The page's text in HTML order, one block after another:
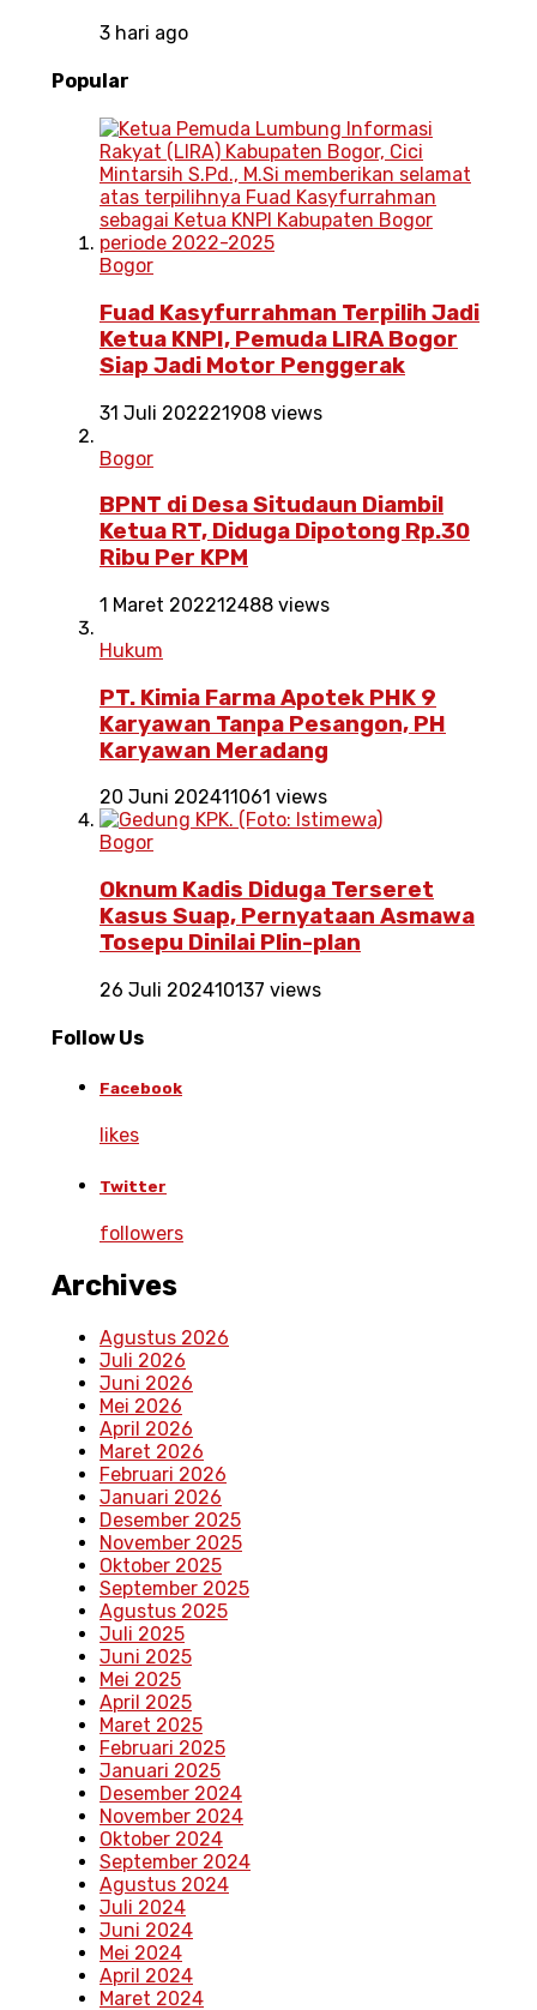
3 hari ago
Popular
Bogor
Fuad Kasyfurrahman Terpilih Jadi
Ketua KNPI, Pemuda LIRA Bogor
Siap Jadi Motor Penggerak
31 Juli 202221908 views
Bogor
BPNT di Desa Situdaun Diambil
Ketua RT, Diduga Dipotong Rp.30
Ribu Per KPM
1 Maret 202212488 views
Hukum
PT. Kimia Farma Apotek PHK 9
Karyawan Tanpa Pesangon, PH
Karyawan Meradang
20 Juni 202411061 views
Bogor
Oknum Kadis Diduga Terseret
Kasus Suap, Pernyataan Asmawa
Tosepu Dinilai Plin-plan
26 Juli 202410137 views
Follow Us
Facebook
likes
Twitter
followers
Archives
Agustus 2026
Juli 2026
Juni 2026
Mei 2026
April 2026
Maret 2026
Februari 2026
Januari 2026
Desember 2025
November 2025
Oktober 2025
September 2025
Agustus 2025
Juli 2025
Juni 2025
Mei 2025
April 2025
Maret 2025
Februari 2025
Januari 2025
Desember 2024
November 2024
Oktober 2024
September 2024
Agustus 2024
Juli 2024
Juni 2024
Mei 2024
April 2024
Maret 2024